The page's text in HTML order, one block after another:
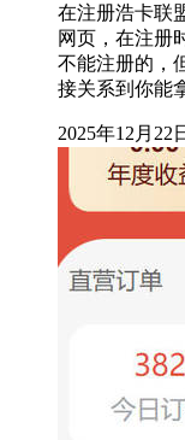
在注册浩卡联
网页，在注册
不能注册的，
接关系到你能
2025年12月22